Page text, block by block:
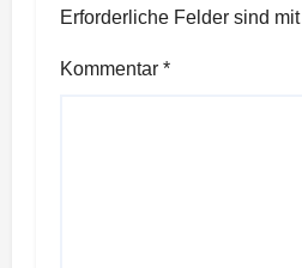
Erforderliche Felder sind mit
Kommentar *